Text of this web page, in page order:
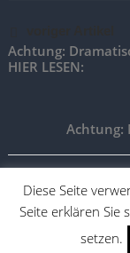
Achtung:
HIER LESEN:
Achtung:
TradingAktien.de |
Diese Seite
Seite erklären Sie
setzen.